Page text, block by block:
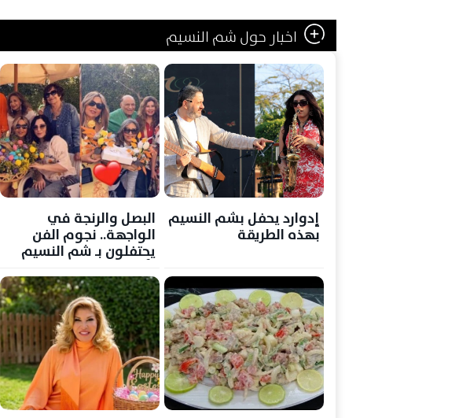
اخبار حول شم النسيم
إدوارد يحفل بشم النسيم
بهذه الطريقة
البصل والرنجة في
الواجهة.. نجوم الفن
يحتفلون بـ شم النسيم